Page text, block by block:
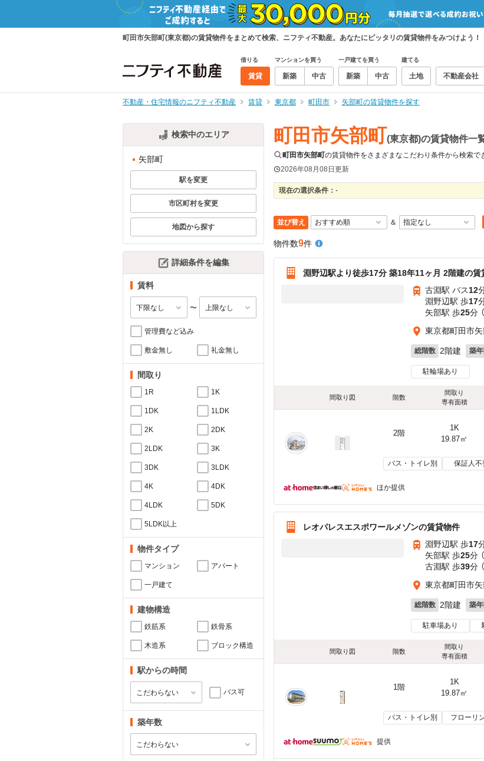
町田市矢部町(東京都)の賃貸物件をまとめて検索、ニフティ不動産。あなたにピッタリの賃貸物件をみつけよう！
借りる
賃貸
マンションを買う
新築 中古
一戸建てを買う
新築 中古
建てる
土地 不動産会社
不動産・住宅情報のニフティ不動産 賃貸 東京都 町田市 矢部町の賃貸物件を探す
検索中のエリア
矢部町
駅を変更
市区町村を変更
地図から探す
詳細条件を編集
賃料
〜
管理費など込み
敷金無し 礼金無し
間取り
1R 1K
1DK 1LDK
2K 2DK
2LDK 3K
3DK 3LDK
4K 4DK
4LDK 5DK
5LDK以上
物件タイプ
マンション アパート
一戸建て
建物構造
鉄筋系 鉄骨系
木造系 ブロック構造
駅からの時間
バス可
築年数
町田市矢部町(東京都)の賃貸物件一
町田市矢部町の賃貸物件をさまざまなこだわり条件から検索で
2026年08月08日更新
現在の選択条件： -
並び替え ＆
物件数9件
淵野辺駅より徒歩17分 築18年11ヶ月 2階建の賃
古淵駅 バス12
淵野辺駅 歩17
矢部駅 歩25分
東京都町田市
総階数 2階建 築
駐輪場あり
間取り図 階数
間取り
専有面積
2階
1K
19.87㎡
バス・トイレ別 保証人不
ほか提供
レオパレスエスポワールメゾンの賃貸物件
淵野辺駅 歩17
矢部駅 歩25分
古淵駅 歩39分
東京都町田市
総階数 2階建 築
駐車場あり
間取り図 階数
間取り
専有面積
1階
1K
19.87㎡
バス・トイレ別 フローリ
提供